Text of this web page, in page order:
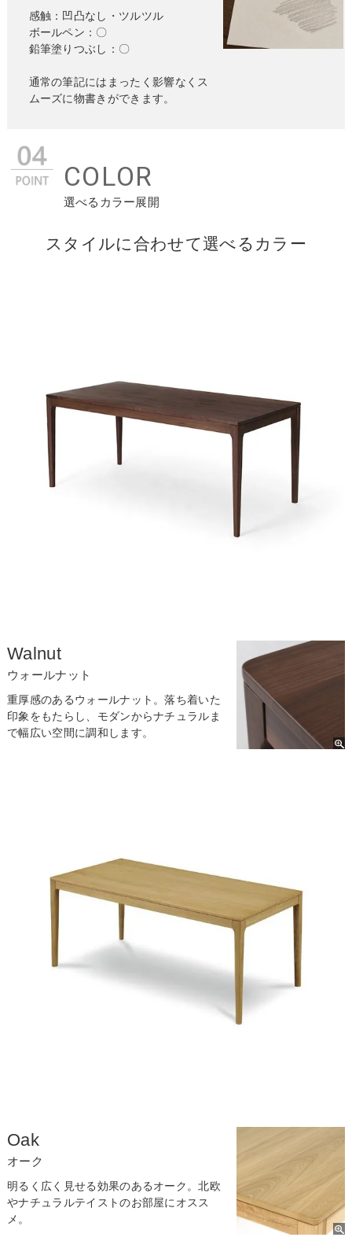
感触：凹凸なし・ツルツル
ボールペン：〇
鉛筆塗りつぶし：〇
通常の筆記にはまったく影響なくス
ムーズに物書きができます。
COLOR
選べるカラー展開
スタイルに合わせて選べるカラー
Walnut
ウォールナット
重厚感のあるウォールナット。落ち着いた
印象をもたらし、モダンからナチュラルま
で幅広い空間に調和します。
Oak
オーク
明るく広く見せる効果のあるオーク。北欧
やナチュラルテイストのお部屋にオスス
メ。